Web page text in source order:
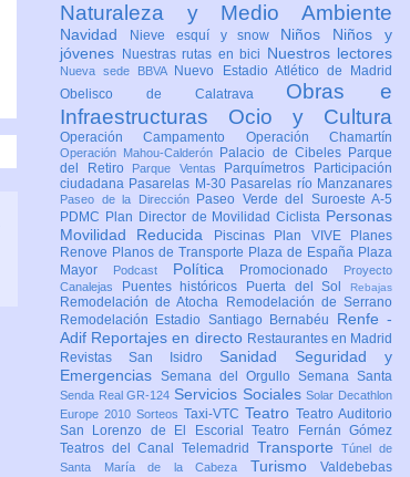
Naturaleza y Medio Ambiente
Navidad Nieve esquí y snow Niños Niños y
jóvenes
Nuestras rutas en bici Nuestros lectores
Nueva sede BBVA
Nuevo Estadio Atlético de Madrid
Obelisco de Calatrava Obras e
Infraestructuras Ocio y Cultura
Operación Campamento Operación Chamartín
Operación Mahou-Calderón Palacio de Cibeles Parque
del Retiro
Parque Ventas Parquímetros
Participación
ciudadana Pasarelas M-30 Pasarelas río Manzanares
Paseo de la Dirección
Paseo Verde del Suroeste A-5
PDMC Plan Director de Movilidad Ciclista Personas
Movilidad Reducida
Piscinas Plan VIVE
Planes
Renove Planos de Transporte Plaza de España Plaza
Mayor
Podcast Política Promocionado
Proyecto
Canalejas
Puentes históricos Puerta del Sol Rebajas
Remodelación de Atocha
Remodelación de Serrano
Remodelación Estadio Santiago Bernabéu Renfe -
Adif Reportajes en directo Restaurantes en Madrid
Revistas San Isidro Sanidad Seguridad y
Emergencias Semana del Orgullo Semana Santa
Senda Real GR-124 Servicios SocialesSolar Decathlon
Europe 2010 Sorteos Taxi-VTC Teatro Teatro Auditorio
San Lorenzo de El EscorialTeatro Fernán Gómez
Teatros del Canal Telemadrid TransporteTúnel de
Santa María de la Cabeza Turismo Valdebebas